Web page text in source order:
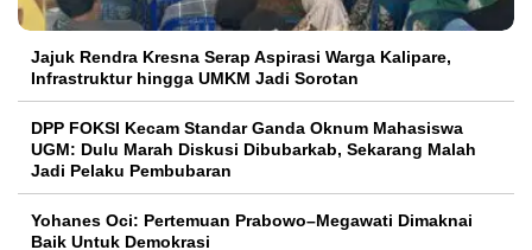
Jajuk Rendra Kresna Serap Aspirasi Warga Kalipare,
Infrastruktur hingga UMKM Jadi Sorotan
DPP FOKSI Kecam Standar Ganda Oknum Mahasiswa
UGM: Dulu Marah Diskusi Dibubarkab, Sekarang Malah
Jadi Pelaku Pembubaran
Yohanes Oci: Pertemuan Prabowo–Megawati Dimaknai
Baik Untuk Demokrasi